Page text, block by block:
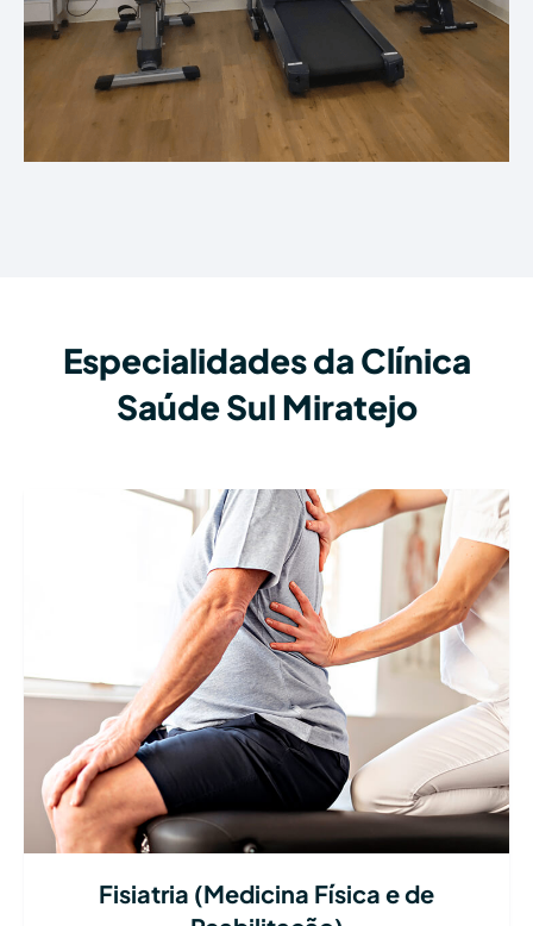
Especialidades da Clínica
Saúde Sul Miratejo
Fisiatria (Medicina Física e de